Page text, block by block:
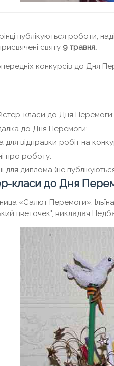
публікуються роботи,
святу 9 травня.
конкурсів до Дня
класи до Дня Перемоги:
до Дня Перемоги:
відправки робіт на
про роботу:
для диплома (не
класи до Дня
«Салют Перемоги».
цветочек", викладач